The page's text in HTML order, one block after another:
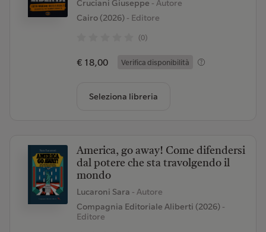
Cruciani Giuseppe - Autore
Cairo (2026)- Editore
(0)
€ 18,00 Verifica disponibilità
Seleziona libreria
America, go away! Come difendersi
dal potere che sta travolgendo il
mondo
Lucaroni Sara - Autore
Compagnia Editoriale Aliberti (2026)-
Editore